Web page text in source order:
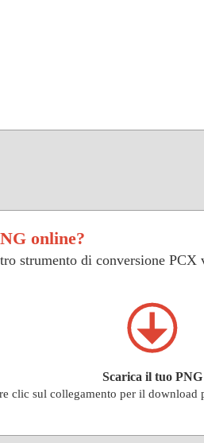
online?
strumento di conversione PCX
Scarica il tuo PNG
clic sul collegamento per il download